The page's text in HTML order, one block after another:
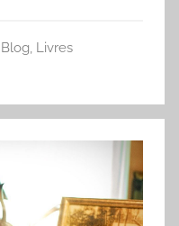
Blog, Livres